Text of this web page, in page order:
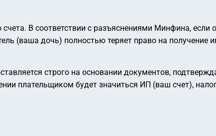
В соответствии с разъяснениями Минфина, если
(ваша дочь) полностью теряет право на получение
строго на основании документов,
плательщиком будет значиться ИП (ваш счет),